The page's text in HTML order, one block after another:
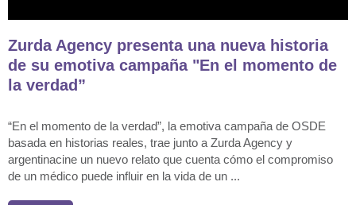
Zurda Agency presenta una nueva historia
de su emotiva campaña "En el momento de
la verdad”
“En el momento de la verdad”, la emotiva campaña de OSDE
basada en historias reales, trae junto a Zurda Agency y
argentinacine un nuevo relato que cuenta cómo el compromiso
de un médico puede influir en la vida de un ...